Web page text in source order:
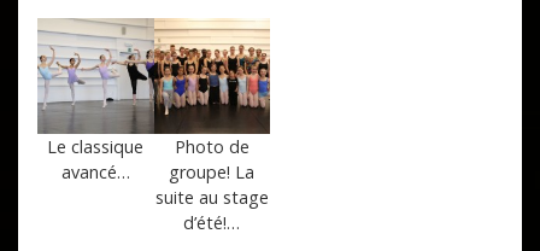
Le classique
avancé…
Photo de
groupe! La
suite au stage
d’été!…